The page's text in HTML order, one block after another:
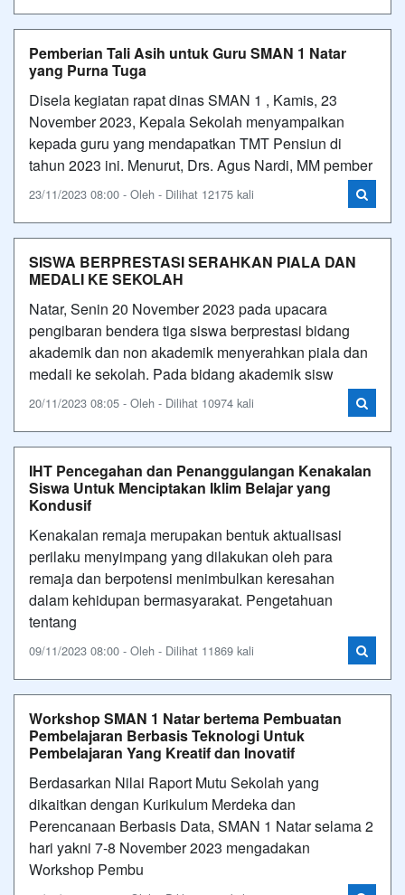
Pemberian Tali Asih untuk Guru SMAN 1 Natar
yang Purna Tuga
Disela kegiatan rapat dinas SMAN 1 , Kamis, 23
November 2023, Kepala Sekolah menyampaikan
kepada guru yang mendapatkan TMT Pensiun di
tahun 2023 ini. Menurut, Drs. Agus Nardi, MM pember
23/11/2023 08:00 - Oleh - Dilihat 12175 kali
SISWA BERPRESTASI SERAHKAN PIALA DAN
MEDALI KE SEKOLAH
Natar, Senin 20 November 2023 pada upacara
pengibaran bendera tiga siswa berprestasi bidang
akademik dan non akademik menyerahkan piala dan
medali ke sekolah. Pada bidang akademik sisw
20/11/2023 08:05 - Oleh - Dilihat 10974 kali
IHT Pencegahan dan Penanggulangan Kenakalan
Siswa Untuk Menciptakan Iklim Belajar yang
Kondusif
Kenakalan remaja merupakan bentuk aktualisasi
perilaku menyimpang yang dilakukan oleh para
remaja dan berpotensi menimbulkan keresahan
dalam kehidupan bermasyarakat. Pengetahuan
tentang
09/11/2023 08:00 - Oleh - Dilihat 11869 kali
Workshop SMAN 1 Natar bertema Pembuatan
Pembelajaran Berbasis Teknologi Untuk
Pembelajaran Yang Kreatif dan Inovatif
Berdasarkan Nilai Raport Mutu Sekolah yang
dikaitkan dengan Kurikulum Merdeka dan
Perencanaan Berbasis Data, SMAN 1 Natar selama 2
hari yakni 7-8 November 2023 mengadakan
Workshop Pembu